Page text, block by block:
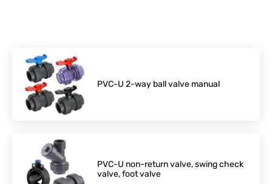
PVC-U 2-way ball valve manual
PVC-U non-return valve, swing check
valve, foot valve